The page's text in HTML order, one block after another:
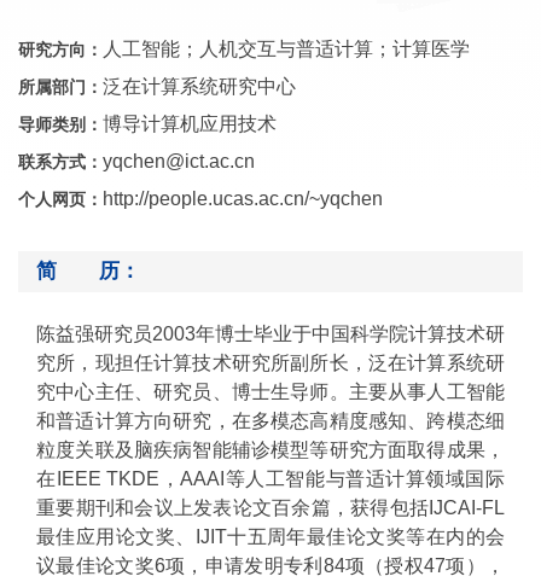
研究方向： 人工智能；人机交互与普适计算；计算医学
所属部门： 泛在计算系统研究中心
导师类别： 博导计算机应用技术
联系方式： yqchen@ict.ac.cn
个人网页： http://people.ucas.ac.cn/~yqchen
简 历：
陈益强研究员2003年博士毕业于中国科学院计算技术研
究所，现担任计算技术研究所副所长，泛在计算系统研
究中心主任、研究员、博士生导师。主要从事人工智能
和普适计算方向研究，在多模态高精度感知、跨模态细
粒度关联及脑疾病智能辅诊模型等研究方面取得成果，
在 IEEE TKDE ，AAAI 等人工智能与普适计算领域国际
重要期刊和会议上发表论文百余篇，获得包括 IJCAI-FL
最佳应用论文奖、
IJIT十五周年最佳论文奖等在内的会
议最佳论文奖6项，申请发明专利 84项（授权47项），